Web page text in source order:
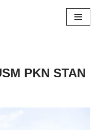
PKN STAN